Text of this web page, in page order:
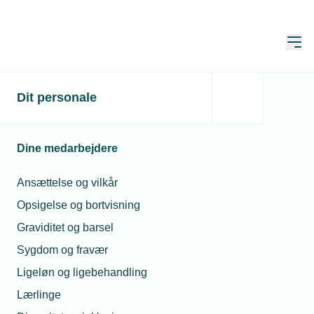
Dit personale
Dine medarbejdere
Ansættelse og vilkår
Opsigelse og bortvisning
Graviditet og barsel
Sygdom og fravær
Ligeløn og ligebehandling
Lærlinge
EPX - Den erhvervs- og
professionsrettede